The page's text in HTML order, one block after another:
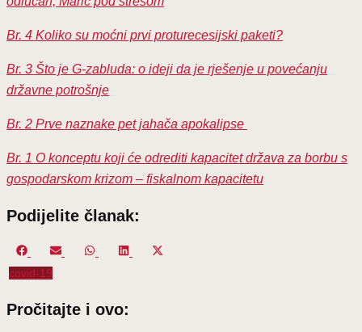
Br. 4 Koliko su moćni prvi proturecesijski paketi?
Br. 3 Što je G-zabluda: o ideji da je rješenje u povećanju
državne potrošnje
Br. 2 Prve naznake pet jahača apokalipse
Br. 1 O konceptu koji će odrediti kapacitet država za borbu s
gospodarskom krizom – fiskalnom kapacitetu
Podijelite članak:
Share
on
Share
Share
Share
covid-19
Pročitajte i ovo: